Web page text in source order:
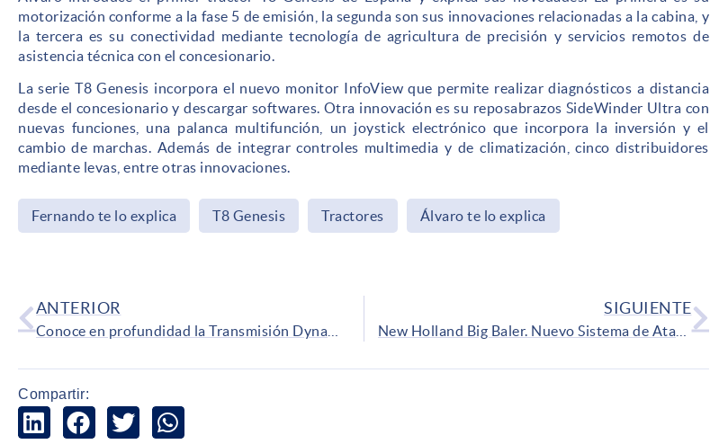
motorización conforme a la fase 5 de emisión, la segunda son sus innovaciones relacionadas a la cabina, y
la tercera es su conectividad mediante tecnología de agricultura de precisión y servicios remotos de
asistencia técnica con el concesionario.
La serie T8 Genesis incorpora el nuevo monitor InfoView que permite realizar diagnósticos a distancia
desde el concesionario y descargar softwares. Otra innovación es su reposabrazos SideWinder Ultra con
nuevas funciones, una palanca multifunción, un joystick electrónico que incorpora la inversión y el
cambio de marchas. Además de integrar controles multimedia y de climatización, cinco distribuidores
mediante levas, entre otras innovaciones.
Fernando te lo explica T8 Genesis Tractores Álvaro te lo explica
ANTERIOR SIGUIENTE
Compartir: